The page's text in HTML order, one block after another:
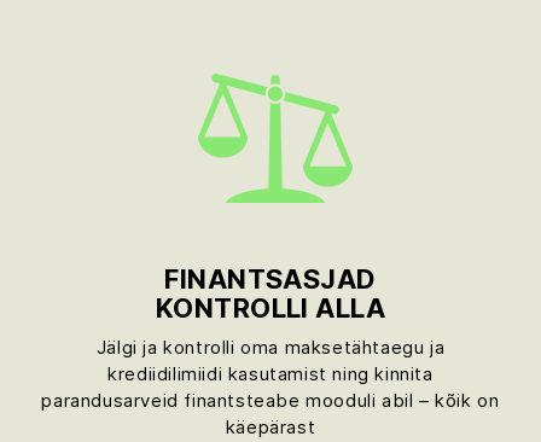
FINANTSASJAD
KONTROLLI ALLA
Jälgi ja kontrolli oma maksetähtaegu ja
krediidilimiidi kasutamist ning kinnita
parandusarveid finantsteabe mooduli abil – kõik on
käepärast